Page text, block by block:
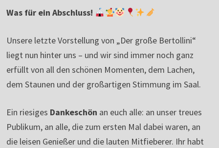
Was für ein Abschluss!
Unsere letzte Vorstellung von „Der große Bertollini“
liegt nun hinter uns – und wir sind immer noch ganz
erfüllt von all den schönen Momenten, dem Lachen,
dem Staunen und der großartigen Stimmung im Saal.
Ein riesiges Dankeschön an euch alle: an unser treues
Publikum, an alle, die zum ersten Mal dabei waren, an
die leisen Genießer und die lauten Mitfieberer. Ihr habt